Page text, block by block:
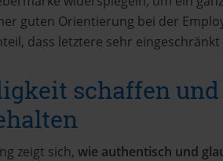
guten Orientierung bei der
dass letztere sehr
schaffen und
zeigt sich, wie authentisch und